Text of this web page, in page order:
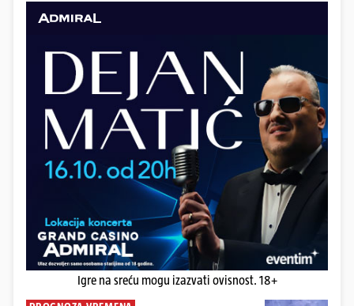
Igre na sreću mogu izazvati ovisnost. 18+